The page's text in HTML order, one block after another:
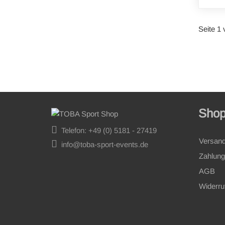
Seite 1
Telefon: +49 (0) 5181 - 27419
info@toba-sport-events.de
AGB